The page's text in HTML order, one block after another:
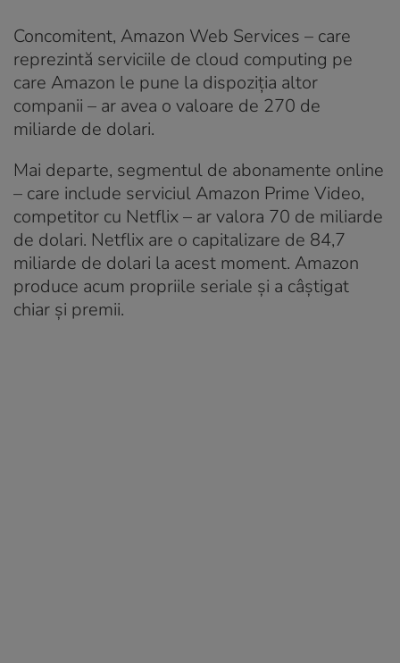
Concomitent, Amazon Web Services – care
reprezintă serviciile de cloud computing pe
care Amazon le pune la dispoziția altor
companii – ar avea o valoare de 270 de
miliarde de dolari.
Mai departe, segmentul de abonamente online
– care include serviciul Amazon Prime Video,
competitor cu Netflix – ar valora 70 de miliarde
de dolari. Netflix are o capitalizare de 84,7
miliarde de dolari la acest moment. Amazon
produce acum propriile seriale și a câștigat
chiar și premii.